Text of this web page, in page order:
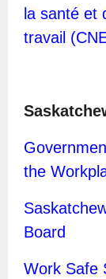
la santé et
travail
G
the
S
Board
Work Safe